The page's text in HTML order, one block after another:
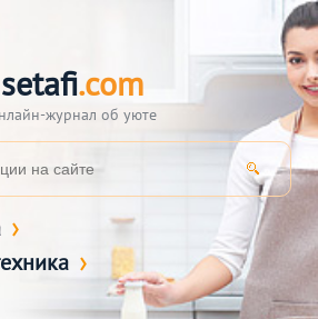
setafi.com
журнал об уюте